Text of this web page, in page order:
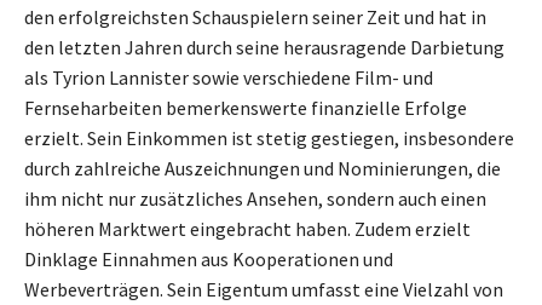
den erfolgreichsten Schauspielern seiner Zeit und hat in
den letzten Jahren durch seine herausragende Darbietung
als Tyrion Lannister sowie verschiedene Film- und
Fernseharbeiten bemerkenswerte finanzielle Erfolge
erzielt. Sein Einkommen ist stetig gestiegen, insbesondere
durch zahlreiche Auszeichnungen und Nominierungen, die
ihm nicht nur zusätzliches Ansehen, sondern auch einen
höheren Marktwert eingebracht haben. Zudem erzielt
Dinklage Einnahmen aus Kooperationen und
Werbeverträgen. Sein Eigentum umfasst eine Vielzahl von